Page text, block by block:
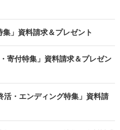
」資料請求＆プレゼント
寄付特集」資料請求＆プレゼン
活・エンディング特集」資料請